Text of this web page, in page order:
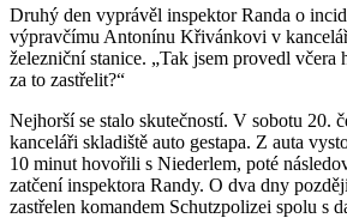
Druhý den vyprávěl inspektor Randa o
výpravčímu Antonínu Křivánkovi v
železniční stanice. „Tak jsem provedl včera
za to zastřelit?“
Nejhorší se stalo skutečností. V sobotu 20.
kanceláři skladiště auto gestapa. Z auta
10 minut hovořili s Niederlem, poté
zatčení inspektora Randy. O dva dny
zastřelen komandem Schutzpolizei spolu s